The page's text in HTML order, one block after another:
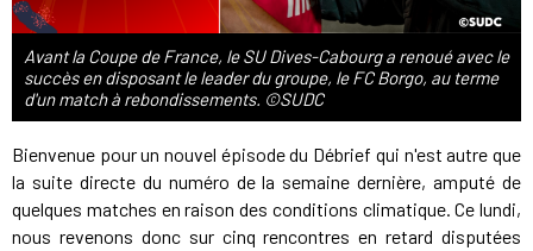
Avant la Coupe de France, le SU Dives-Cabourg a renoué avec le
succès en disposant le leader du groupe, le FC Borgo, au terme
d'un match à rebondissements. ©SUDC
Bienvenue pour un nouvel épisode du Débrief qui n'est autre que
la suite directe du numéro de la semaine dernière, amputé de
quelques matches en raison des conditions climatique. Ce lundi,
nous revenons donc sur cinq rencontres en retard disputées